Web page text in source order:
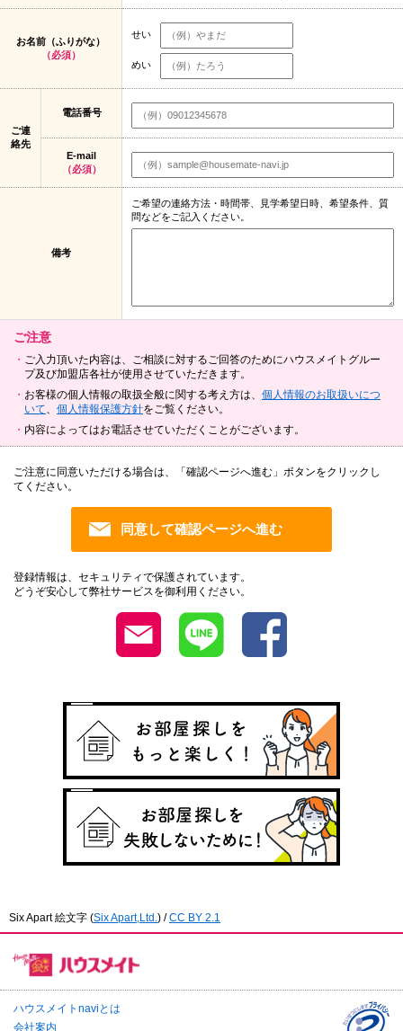
お名前（ふりがな）
（必須）
せい
めい
ご連
絡先
電話番号
E-mail
（必須）
備考
ご希望の連絡方法・時間帯、見学希望日時、希望条件、質
問などをご記入ください。
ご注意
ご入力頂いた内容は、ご相談に対するご回答のためにハウスメイトグルー
プ及び加盟店各社が使用させていただきます。
お客様の個人情報の取扱全般に関する考え方は、 個人情報のお取扱いにつ
いて
個人情報保護方針をご覧ください。
内容によってはお電話させていただくことがございます。
ご注意に同意いただける場合は、「確認ページへ進む」ボタンをクリックし
てください。
登録情報は、セキュリティで保護されています。
どうぞ安心して弊社サービスを御利用ください。
Six Apart 絵文字 (Six Apart,Ltd. ) /CC BY 2.1
ハウスメイトnaviとは
会社案内